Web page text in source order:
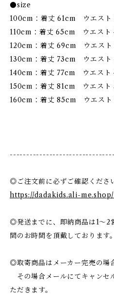
●size
100cm：着丈 61cm ウエス
110cm：着丈 65cm ウエス
120cm：着丈 69cm ウエス
130cm：着丈 73cm ウエス
140cm：着丈 77cm ウエス
150cm：着丈 81cm ウエス
160cm：着丈 85cm ウエス
◎ご注文前に必ずご確認くださ
https://dadakids.ali-
◎発送までに、即納商品は1〜2
間のお時間を頂戴しております。
◎取寄商品はメーカー完売の場
その場合メールにてキャンセ
ただきます。